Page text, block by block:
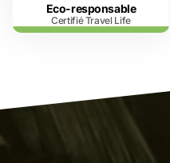
Eco-responsable
Certifié Travel Life